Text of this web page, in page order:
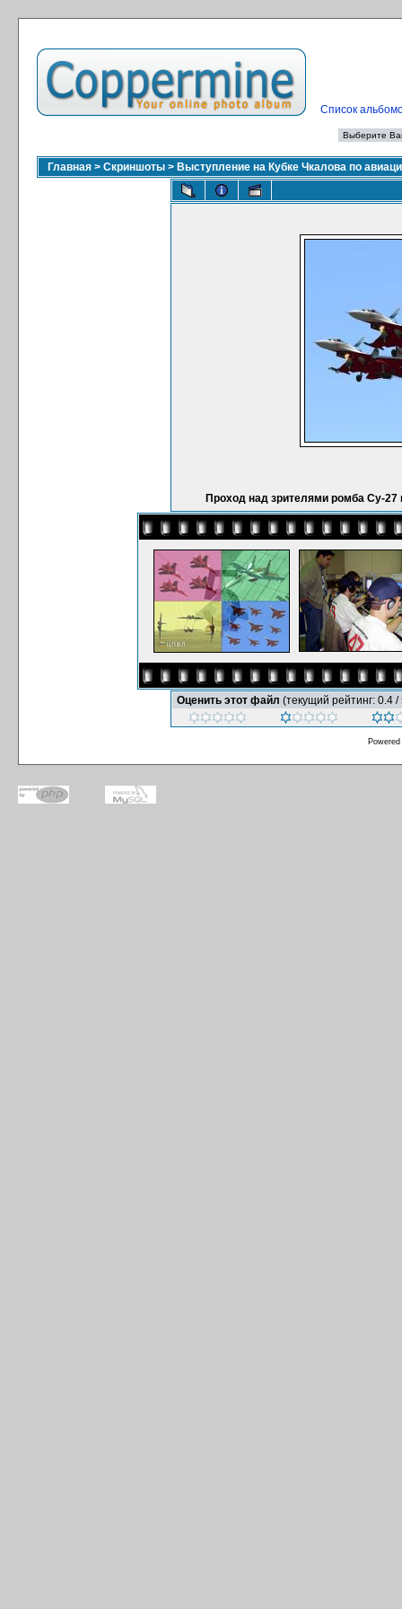
Список
Главная > Скриншоты > Выступление на Кубке Чкалова по
Проход над зрителями ромба Су-
Оценить этот файл (текущий рейтинг: 0.4 /